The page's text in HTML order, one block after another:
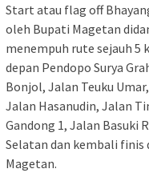
Start atau flag off
oleh Bupati Magetan
menempuh rute sejauh
depan Pendopo Surya
Bonjol, Jalan Teuku
Jalan Hasanudin, Jalan
Gandong 1, Jalan Basuki
Selatan dan kembali finis
Magetan.